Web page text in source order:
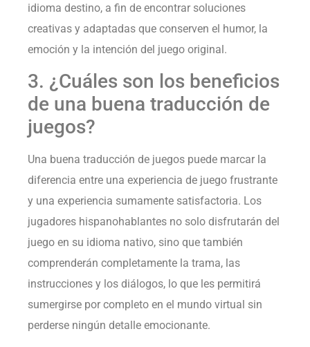
idioma destino, a fin de encontrar soluciones
creativas y adaptadas que conserven el humor, la
emoción y la intención del juego original.
3. ¿Cuáles son los beneficios
de una buena traducción de
juegos?
Una buena traducción de juegos puede marcar la
diferencia entre una experiencia de juego frustrante
y una experiencia sumamente satisfactoria. Los
jugadores hispanohablantes no solo disfrutarán del
juego en su idioma nativo, sino que también
comprenderán completamente la trama, las
instrucciones y los diálogos, lo que les permitirá
sumergirse por completo en el mundo virtual sin
perderse ningún detalle emocionante.